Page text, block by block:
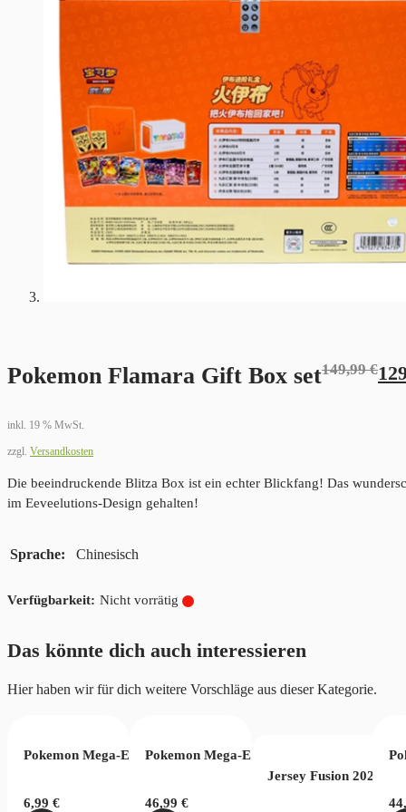
Pokemon Flamara Gift Box set149,99€
Aktueller
inkl. 19 % MwSt.
zzgl. Versandkosten
Die beeindruckende Blitza Box ist ein echter Blickfang! Das
im Eeveelutions-Design gehalten!
Sprache Chinesisch
Nicht vorrätig
Das könnte dich auch interessieren
Hier haben wir für dich weitere Vorschläge aus dieser Kategorie.
2023 (EN)
Card Game – Fusion World Rivals Clash FB06
Pokemon Mega-Entwicklung Dunkelnacht Booster
6,99€
Pokemon Mega-Entwicklung Wachsendes
46,99€
Jersey Fusion 2025